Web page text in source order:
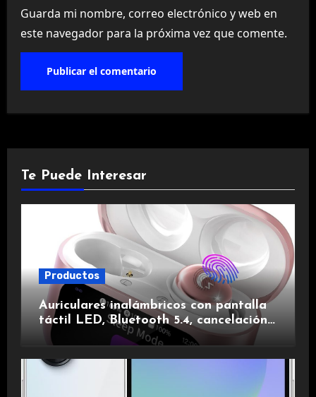
Guarda mi nombre, correo electrónico y web en
este navegador para la próxima vez que comente.
Te Puede Interesar
Productos
Auriculares inalámbricos con pantalla
táctil LED, Bluetooth 5.4, cancelación
de ruido, impermeables y de larga
duración.